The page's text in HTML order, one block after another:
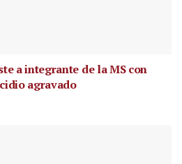
a integrante de la MS con
agravado